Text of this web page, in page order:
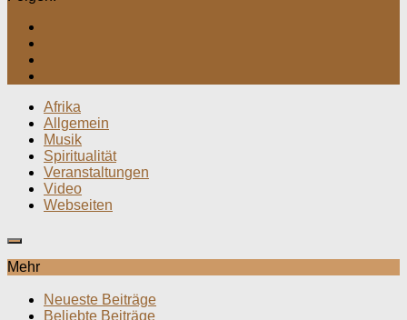
Afrika
Allgemein
Musik
Spiritualität
Veranstaltungen
Video
Webseiten
Mehr
Neueste Beiträge
Beliebte Beiträge